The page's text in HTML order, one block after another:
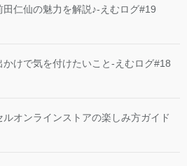
田仁仙の魅力を解説♪-えむログ#19
かけで気を付けたいこと-えむログ#18
オンラインストアの楽しみ方ガイド